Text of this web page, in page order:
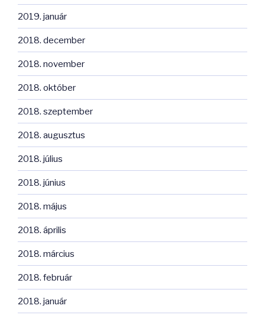
2019. január
2018. december
2018. november
2018. október
2018. szeptember
2018. augusztus
2018. július
2018. június
2018. május
2018. április
2018. március
2018. február
2018. január